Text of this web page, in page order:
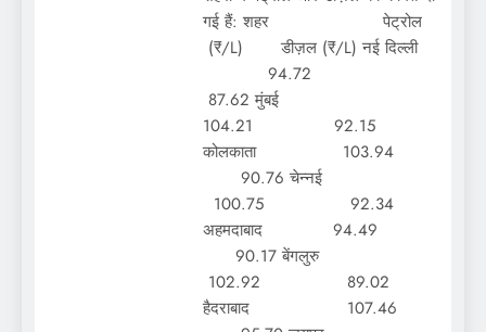
गई हैं: शहर पेट्रोल
(₹/L) डीज़ल (₹/L) नई दिल्ली
94.72
87.62 मुंबई
104.21 92.15
कोलकाता 103.94
90.76 चेन्नई
100.75 92.34
अहमदाबाद 94.49
90.17 बेंगलुरु
102.92 89.02
हैदराबाद 107.46